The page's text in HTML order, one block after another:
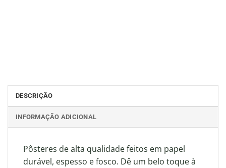
DESCRIÇÃO
INFORMAÇÃO ADICIONAL
Pôsteres de alta qualidade feitos em papel
durável, espesso e fosco. Dê um belo toque à